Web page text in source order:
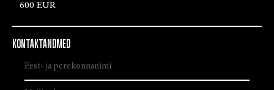
600 EUR
KONTAKTANDMED